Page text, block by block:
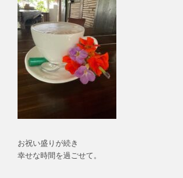
お祝い盛りが続き
幸せな時間を過ごせて。